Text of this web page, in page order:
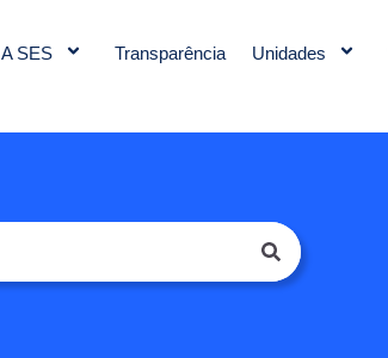
A SES Transparência Unidades